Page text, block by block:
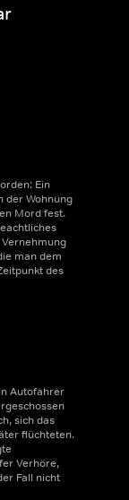
Ein
der Wohnung
Mord fest.
man dem
des
Autofahrer
sich das
flüchteten.
Verhöre,
Fall nicht